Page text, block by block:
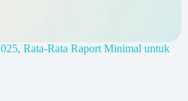
Rata-Rata Raport Minimal untuk